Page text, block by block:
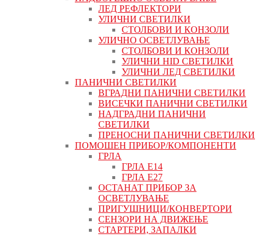
ЛЕД РЕФЛЕКТОРИ
УЛИЧНИ СВЕТИЛКИ
СТОЛБОВИ И КОНЗОЛИ
УЛИЧНО ОСВЕТЛУВАЊЕ
СТОЛБОВИ И КОНЗОЛИ
УЛИЧНИ HID СВЕТИЛКИ
УЛИЧНИ ЛЕД СВЕТИЛКИ
ПАНИЧНИ СВЕТИЛКИ
ВГРАДНИ ПАНИЧНИ СВЕТИЛКИ
ВИСЕЧКИ ПАНИЧНИ СВЕТИЛКИ
НАДГРАДНИ ПАНИЧНИ
СВЕТИЛКИ
ПРЕНОСНИ ПАНИЧНИ СВЕТИЛКИ
ПОМОШЕН ПРИБОР/КОМПОНЕНТИ
ГРЛА
ГРЛА Е14
ГРЛА Е27
ОСТАНАТ ПРИБОР ЗА
ОСВЕТЛУВАЊЕ
ПРИГУШНИЦИ/КОНВЕРТОРИ
СЕНЗОРИ НА ДВИЖЕЊЕ
СТАРТЕРИ, ЗАПАЛКИ